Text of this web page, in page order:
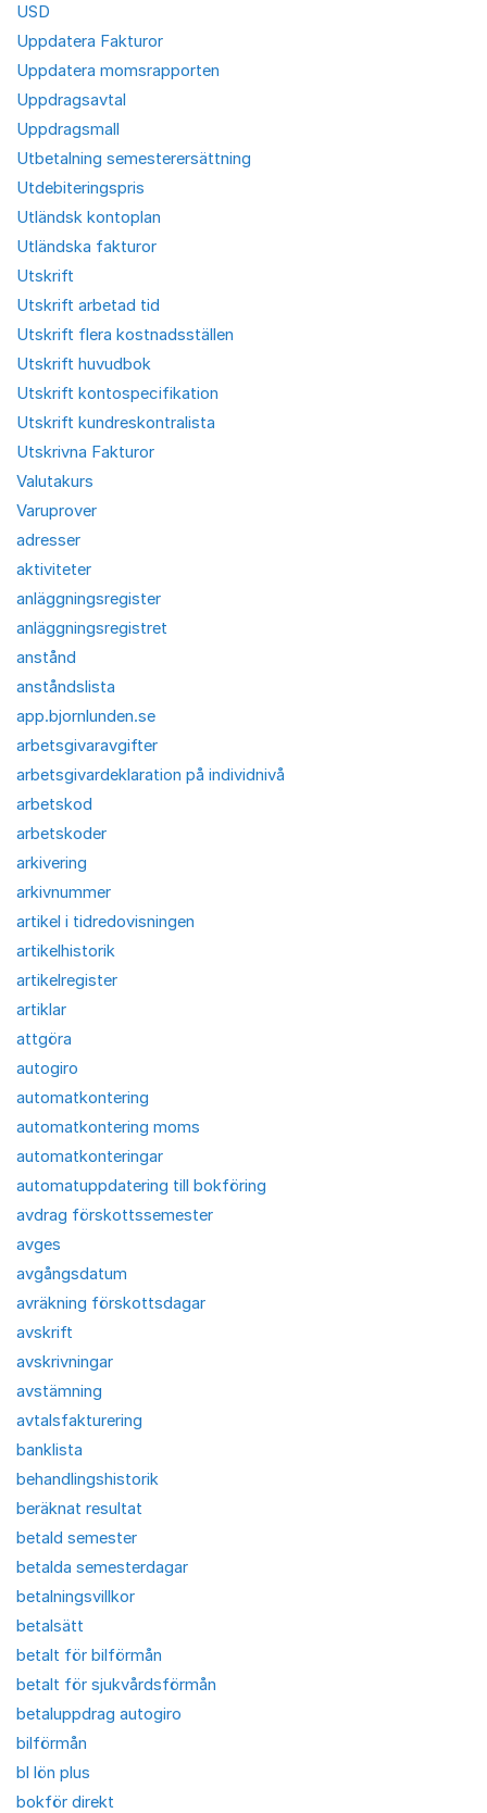
USD
Uppdatera Fakturor
Uppdatera momsrapporten
Uppdragsavtal
Uppdragsmall
Utbetalning semesterersättning
Utdebiteringspris
Utländsk kontoplan
Utländska fakturor
Utskrift
Utskrift arbetad tid
Utskrift flera kostnadsställen
Utskrift huvudbok
Utskrift kontospecifikation
Utskrift kundreskontralista
Utskrivna Fakturor
Valutakurs
Varuprover
adresser
aktiviteter
anläggningsregister
anläggningsregistret
anstånd
anståndslista
app.bjornlunden.se
arbetsgivaravgifter
arbetsgivardeklaration på individnivå
arbetskod
arbetskoder
arkivering
arkivnummer
artikel i tidredovisningen
artikelhistorik
artikelregister
artiklar
attgöra
autogiro
automatkontering
automatkontering moms
automatkonteringar
automatuppdatering till bokföring
avdrag förskottssemester
avges
avgångsdatum
avräkning förskottsdagar
avskrift
avskrivningar
avstämning
avtalsfakturering
banklista
behandlingshistorik
beräknat resultat
betald semester
betalda semesterdagar
betalningsvillkor
betalsätt
betalt för bilförmån
betalt för sjukvårdsförmån
betaluppdrag autogiro
bilförmån
bl lön plus
bokför direkt